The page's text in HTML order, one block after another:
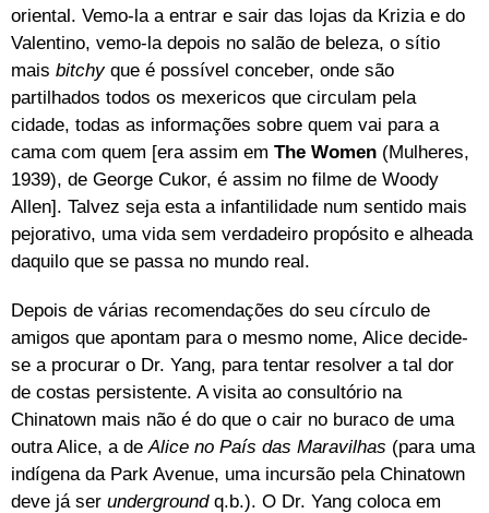
oriental. Vemo-la a entrar e sair das lojas da Krizia e do
Valentino, vemo-la depois no salão de beleza, o sítio
mais bitchyque é possível conceber, onde são
partilhados todos os mexericos que circulam pela
cidade, todas as informações sobre quem vai para a
cama com quem [era assim em The Women (Mulheres,
1939), de George Cukor, é assim no filme de Woody
Allen]. Talvez seja esta a infantilidade num sentido mais
pejorativo, uma vida sem verdadeiro propósito e alheada
daquilo que se passa no mundo real.
Depois de várias recomendações do seu círculo de
amigos que apontam para o mesmo nome, Alice decide-
se a procurar o Dr. Yang, para tentar resolver a tal dor
de costas persistente. A visita ao consultório na
Chinatown mais não é do que o cair no buraco de uma
outra Alice, a de Alice no País das Maravilhas (para uma
indígena da Park Avenue, uma incursão pela Chinatown
deve já ser undergroundq.b.). O Dr. Yang coloca em